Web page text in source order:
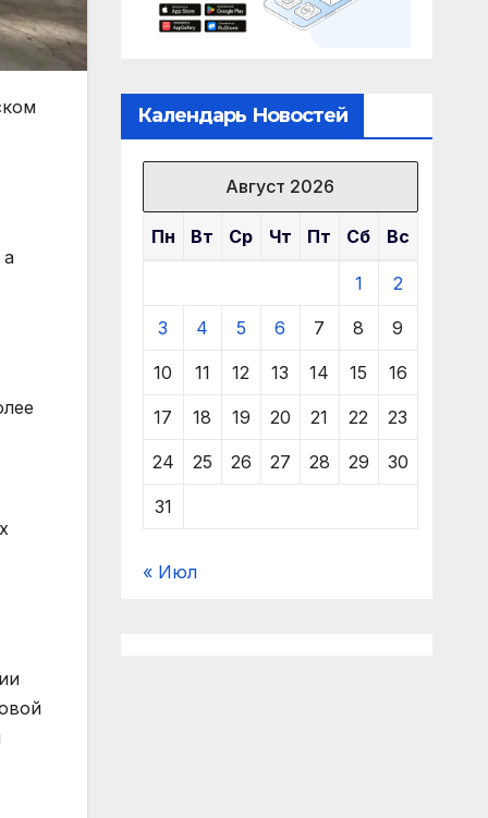
а
Календарь Новостей
Август 2026
Пн Вт Ср Чт Пт Сб Вс
1 2
3 4 5 6 7 8 9
10 11 12 13 14 15 16
17 18 19 20 21 22 23
24 25 26 27 28 29 30
31
« Июл